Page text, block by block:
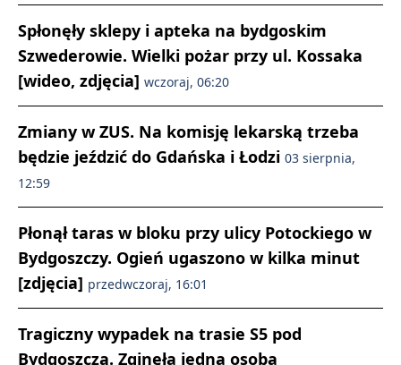
Spłonęły sklepy i apteka na bydgoskim
Szwederowie. Wielki pożar przy ul. Kossaka
[wideo, zdjęcia] wczoraj, 06:20
Zmiany w ZUS. Na komisję lekarską trzeba
będzie jeździć do Gdańska i Łodzi 03 sierpnia,
12:59
Płonął taras w bloku przy ulicy Potockiego w
Bydgoszczy. Ogień ugaszono w kilka minut
[zdjęcia] przedwczoraj, 16:01
Tragiczny wypadek na trasie S5 pod
Bydgoszczą. Zginęła jedna osoba